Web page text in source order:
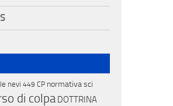
nevi 449 CP normativa sci
di colpa DOTTRINA